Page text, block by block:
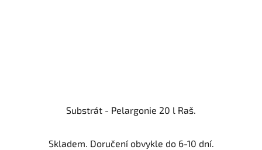
Substrát - Pelargonie 20 l Raš.
Skladem. Doručení obvykle do 6-10 dní.